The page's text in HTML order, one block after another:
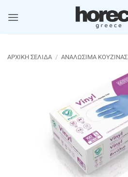
στο
ΑΡΧΙΚΉ ΣΕΛΊΔΑ / ΑΝΑΛΩΣΙΜΑ ΚΟΥΖΙΝΑΣ